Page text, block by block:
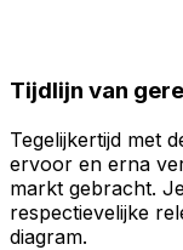
Tijdlijn van
Tegelijkertijd met
ervoor en erna
markt gebracht.
respectievelijke
diagram.